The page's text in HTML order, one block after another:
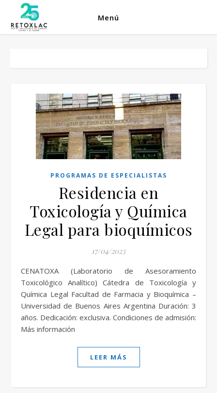
Menú
PROGRAMAS DE ESPECIALISTAS
Residencia en
Toxicología y Química
Legal para bioquímicos
17/04/2023
CENATOXA (Laboratorio de Asesoramiento
Toxicológico Analítico) Cátedra de Toxicología y
Química Legal Facultad de Farmacia y Bioquímica –
Universidad de Buenos Aires Argentina Duración: 3
años. Dedicación: exclusiva. Condiciones de admisión:
Más información
LEER MÁS